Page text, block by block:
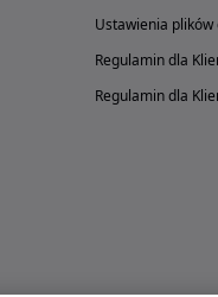
Ustawienia plików
Regulamin dla
Regulamin dla